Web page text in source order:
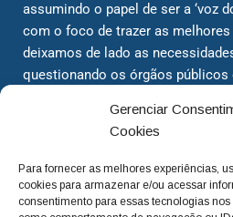
Gerenciar
Cookies
Para fornecer as melhores experiências,
cookies para armazenar e/ou acessar
consentimento para essas tecnologias
assumindo o papel de ser a ‘voz
com o foco de trazer as
deixamos de lado as
questionando os órgãos públicos
‘esquecidos’. Informar é a nossa
adm@jtv.com.br
(19) 99450-1424